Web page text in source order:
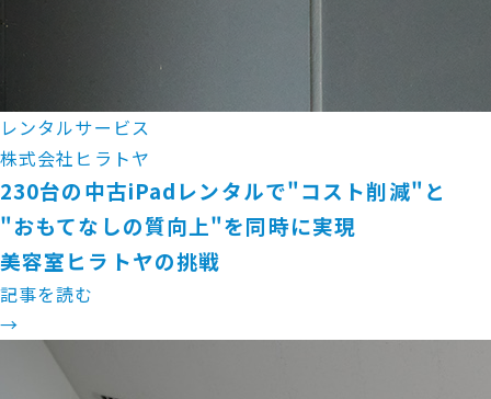
レンタルサービス
株式会社ヒラトヤ
230台の中古iPadレンタルで"コスト削減"と
"おもてなしの質向上"を同時に実現
美容室ヒラトヤの挑戦
記事を読む
→